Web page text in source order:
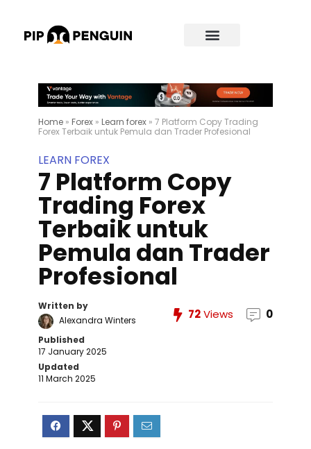
Home » Forex » Learn forex » 7 Platform Copy Trading
Forex Terbaik untuk Pemula dan Trader Profesional
LEARN FOREX
7 Platform Copy
Trading Forex
Terbaik untuk
Pemula dan Trader
Profesional
Written by
Alexandra Winters
Published
17 January 2025
Updated
11 March 2025
72Views 0